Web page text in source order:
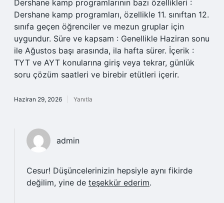
Dershane kamp programlarının bazı özellikleri :
Dershane kamp programları, özellikle 11. sınıftan 12.
sınıfa geçen öğrenciler ve mezun gruplar için
uygundur. Süre ve kapsam : Genellikle Haziran sonu
ile Ağustos başı arasında, ila hafta sürer. İçerik :
TYT ve AYT konularına giriş veya tekrar, günlük
soru çözüm saatleri ve birebir etütleri içerir.
Haziran 29, 2026 Yanıtla
admin
Cesur! Düşüncelerinizin hepsiyle aynı fikirde
değilim, yine de teşekkür ederim.